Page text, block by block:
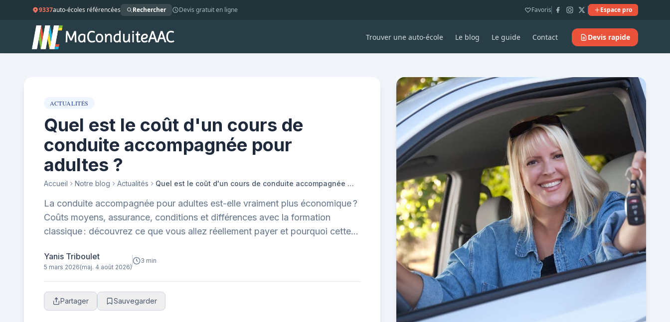
9337auto-écoles référencées Rechercher Devis gratuit en ligne Favoris Espace pro
Trouver une auto-école Le blog Le guide Contact Devis rapide
ACTUALITÉS
Quel est le coût d'un cours de
conduite accompagnée pour
adultes ?
Accueil Notre blog Actualités Quel est le coût d'un cours de conduite accompagnée pour adultes ?
La conduite accompagnée pour adultes est-elle vraiment plus économique ?
Coûts moyens, assurance, conditions et différences avec la formation
classique : découvrez ce que vous allez réellement payer et pourquoi cette
Yanis Triboulet
5 mars 2026(maj. 4 août 2026)
3 min
Partager Sauvegarder